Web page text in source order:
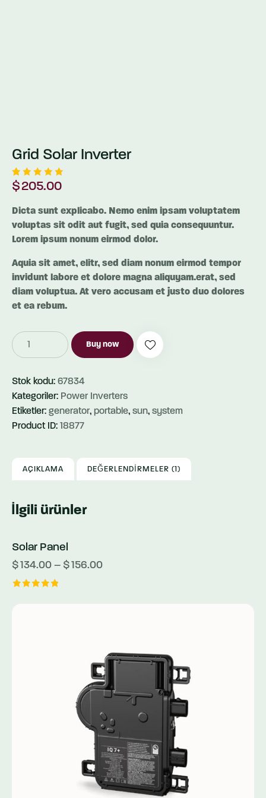
Grid Solar Inverter
1
müşteri
puanına
ak 5
n 5.00
puan
aldı
$205.00
Dicta sunt explicabo. Nemo enim ipsam voluptatem
voluptas sit odit aut fugit, sed quia consequuntur.
Lorem ipsum nonum eirmod dolor.
Aquia sit amet, elitr, sed diam nonum eirmod tempor
invidunt labore et dolore magna aliquyam.erat, sed
diam voluptua. At vero accusam et justo duo dolores
et ea rebum.
Grid
Solar
adet
Buy now
Stok kodu: 67834
Kategoriler: Power Inverters
Etiketler: generator, portable, sun, system
Product ID: 18877
AÇIKLAMA DEĞERLENDIRMELER (1)
İlgili ürünler
Solar Panel
$134.00 – $156.00